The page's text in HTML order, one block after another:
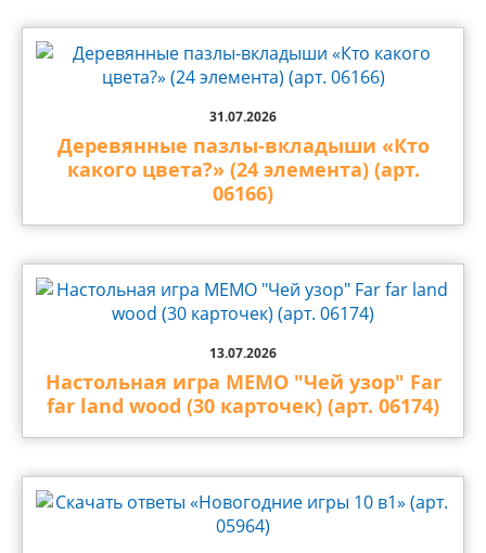
31.07.2026
Деревянные пазлы-вкладыши «Кто
какого цвета?» (24 элемента) (арт.
06166)
13.07.2026
Настольная игра МЕМО "Чей узор" Far
far land wood (30 карточек) (арт. 06174)